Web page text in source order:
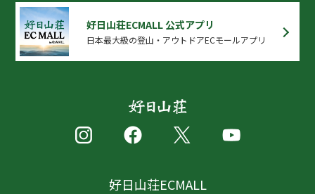
好日山荘ECMALL 公式アプリ
日本最大級の登山・アウトドアECモールアプリ
好日山荘ECMALL